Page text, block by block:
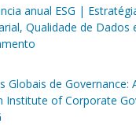
anual ESG |
Qualidade de Dados
Globais de Governance:
Institute of Corporate